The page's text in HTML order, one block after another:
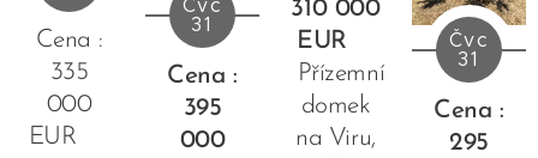
velikosti :
61 , 84 m2...
pozemku o
rozloze
249 m2.
V přízemí
se nachází
Cena :
335
000
EUR
Čvc
31
Cena :
395
000
310 000
EUR
Přízemní
domek
na Viru,
Čvc
31
Cena :
295